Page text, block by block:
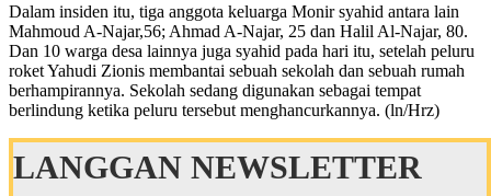
Dalam insiden itu, tiga anggota keluarga Monir syahid antara lain
Mahmoud A-Najar,56; Ahmad A-Najar, 25 dan Halil Al-Najar, 80.
Dan 10 warga desa lainnya juga syahid pada hari itu, setelah peluru
roket Yahudi Zionis membantai sebuah sekolah dan sebuah rumah
berhampirannya. Sekolah sedang digunakan sebagai tempat
berlindung ketika peluru tersebut menghancurkannya. (ln/Hrz)
LANGGAN NEWSLETTER